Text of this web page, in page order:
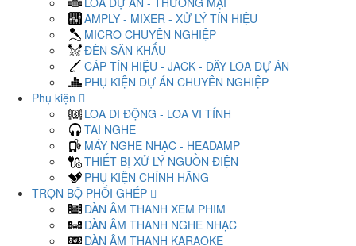
AMPLY - MIXER - XỬ LÝ TÍN HIỆU
MICRO CHUYÊN NGHIỆP
ĐÈN SÂN KHẤU
CÁP TÍN HIỆU - JACK - DÂY LOA DỰ ÁN
PHỤ KIỆN DỰ ÁN CHUYÊN NGHIỆP
Phụ kiện
LOA DI ĐỘNG - LOA VI TÍNH
TAI NGHE
MÁY NGHE NHẠC - HEADAMP
THIẾT BỊ XỬ LÝ NGUỒN ĐIỆN
PHỤ KIỆN CHÍNH HÃNG
TRỌN BỘ PHỐI GHÉP
DÀN ÂM THANH XEM PHIM
DÀN ÂM THANH NGHE NHẠC
DÀN ÂM THANH KARAOKE